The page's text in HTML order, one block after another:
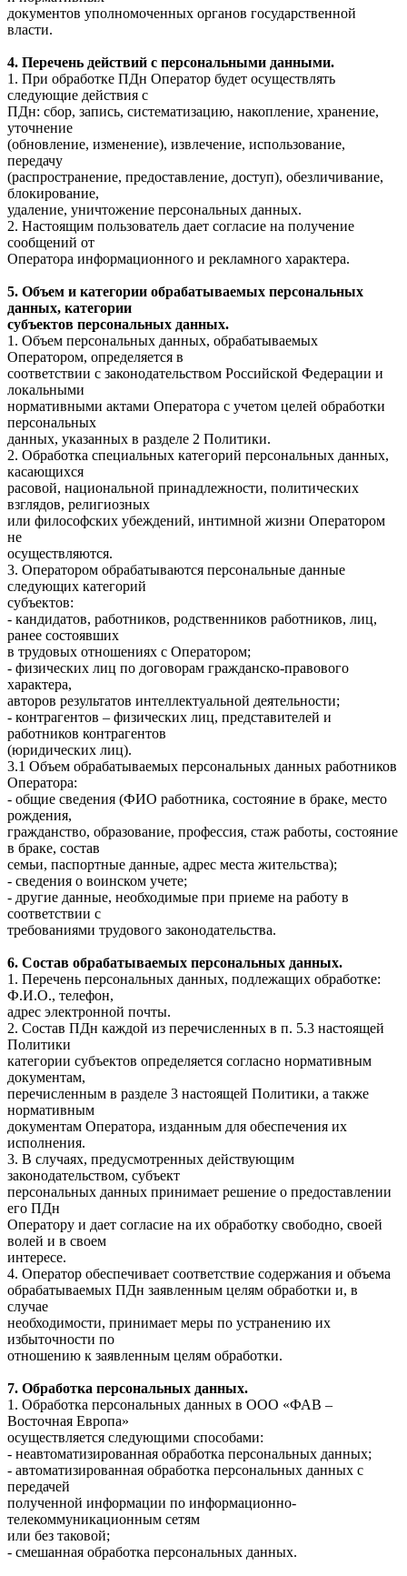
документов уполномоченных органов государственной
власти.
4. Перечень действий с персональными данными.
1. При обработке ПДн Оператор будет осуществлять
следующие действия с
ПДн: сбор, запись, систематизацию, накопление, хранение,
уточнение
(обновление, изменение), извлечение, использование,
передачу
(распространение, предоставление, доступ), обезличивание,
блокирование,
удаление, уничтожение персональных данных.
2. Настоящим пользователь дает согласие на получение
сообщений от
Оператора информационного и рекламного характера.
5. Объем и категории обрабатываемых персональных
данных, категории
субъектов персональных данных.
1. Объем персональных данных, обрабатываемых
Оператором, определяется в
соответствии с законодательством Российской Федерации и
локальными
нормативными актами Оператора с учетом целей обработки
персональных
данных, указанных в разделе 2 Политики.
2. Обработка специальных категорий персональных данных,
касающихся
расовой, национальной принадлежности, политических
взглядов, религиозных
или философских убеждений, интимной жизни Оператором
не
осуществляются.
3. Оператором обрабатываются персональные данные
следующих категорий
субъектов:
- кандидатов, работников, родственников работников, лиц,
ранее состоявших
в трудовых отношениях с Оператором;
- физических лиц по договорам гражданско-правового
характера,
авторов результатов интеллектуальной деятельности;
- контрагентов – физических лиц, представителей и
работников контрагентов
(юридических лиц).
3.1 Объем обрабатываемых персональных данных работников
Оператора:
- общие сведения (ФИО работника, состояние в браке, место
рождения,
гражданство, образование, профессия, стаж работы, состояние
в браке, состав
семьи, паспортные данные, адрес места жительства);
- сведения о воинском учете;
- другие данные, необходимые при приеме на работу в
соответствии с
требованиями трудового законодательства.
6. Состав обрабатываемых персональных данных.
1. Перечень персональных данных, подлежащих обработке:
Ф.И.О., телефон,
адрес электронной почты.
2. Состав ПДн каждой из перечисленных в п. 5.3 настоящей
Политики
категории субъектов определяется согласно нормативным
документам,
перечисленным в разделе 3 настоящей Политики, а также
нормативным
документам Оператора, изданным для обеспечения их
исполнения.
3. В случаях, предусмотренных действующим
законодательством, субъект
персональных данных принимает решение о предоставлении
его ПДн
Оператору и дает согласие на их обработку свободно, своей
волей и в своем
интересе.
4. Оператор обеспечивает соответствие содержания и объема
обрабатываемых ПДн заявленным целям обработки и, в
случае
необходимости, принимает меры по устранению их
избыточности по
отношению к заявленным целям обработки.
7. Обработка персональных данных.
1. Обработка персональных данных в ООО «ФАВ –
Восточная Европа»
осуществляется следующими способами:
- неавтоматизированная обработка персональных данных;
- автоматизированная обработка персональных данных с
передачей
полученной информации по информационно-
телекоммуникационным сетям
или без таковой;
- смешанная обработка персональных данных.